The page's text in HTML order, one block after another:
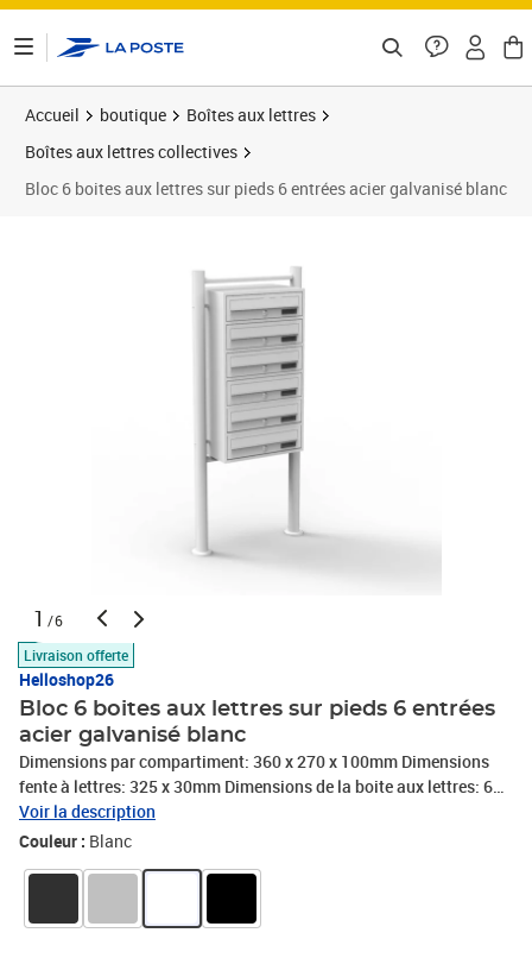
Accueil boutique
Boîtes aux lettres
Boîtes aux lettres collectives
Bloc 6 boites aux lettres sur pieds 6 entrées acier galvanisé blanc
1 /6
Livraison offerte
Helloshop26
Bloc 6 boites aux lettres sur pieds 6 entrées
acier galvanisé blanc
Dimensions par compartiment: 360 x 270 x 100mm Dimensions
fente à lettres: 325 x 30mm Dimensions de la boite aux lettres: 696
x 385 x 270mm Dimensions du support : 1200 x Ø 50mm / 78mm
Poids en kg 12,28 Matériau Acier galvanisé Couleur blanche Large
Accessoires 1x boîte aux lettres 6x 2 clés 1x support 1x matériel de
Voir la description
Couleur : Blanc